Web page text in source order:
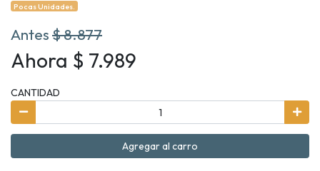
Pocas Unidades.
Antes$ 8.877
Ahora $ 7.989
CANTIDAD
Agregar al carro